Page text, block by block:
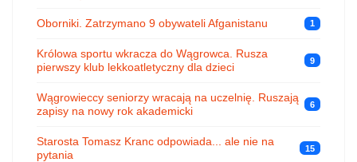
Oborniki. Zatrzymano 9 obywateli Afganistanu 1
Królowa sportu wkracza do Wągrowca. Rusza
pierwszy klub lekkoatletyczny dla dzieci
9
Wągrowieccy seniorzy wracają na uczelnię. Ruszają
zapisy na nowy rok akademicki
6
Starosta Tomasz Kranc odpowiada... ale nie na
pytania
15